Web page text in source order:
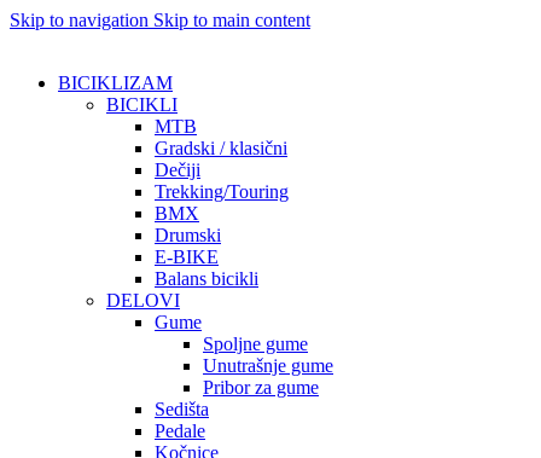
Skip to navigation Skip to main content
BICIKLIZAM
BICIKLI
MTB
Gradski / klasični
Dečiji
Trekking/Touring
BMX
Drumski
E-BIKE
Balans bicikli
DELOVI
Gume
Spoljne gume
Unutrašnje gume
Pribor za gume
Sedišta
Pedale
Kočnice